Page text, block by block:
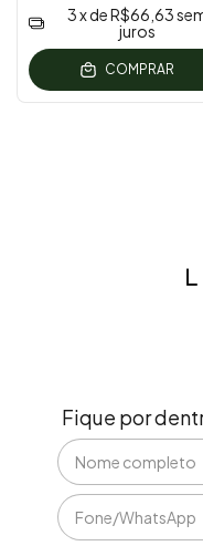
3x deR$66,63
juros
COMPRAR
Fique por